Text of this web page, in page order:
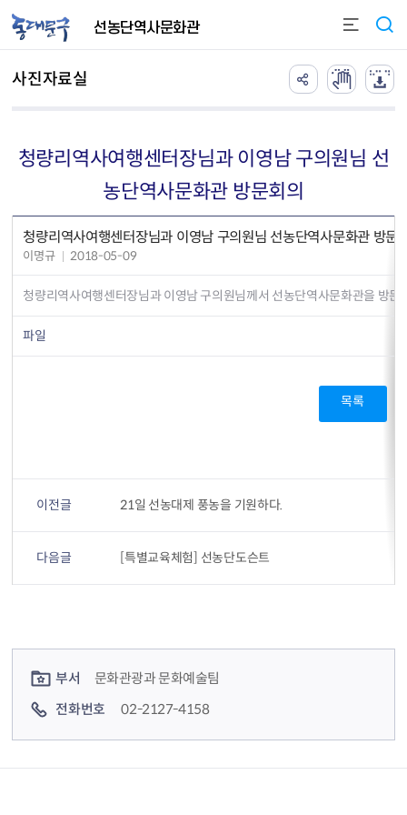
선농단역사문화관
사진자료실
청량리역사여행센터장님과 이영남 구의원님 선
농단역사문화관 방문회의
청량리역사여행센터장님과 이영남 구의원님 선농단역사문화관 방문
이명규 2018-05-09
청량리역사여행센터장님과 이영남 구의원님께서 선농단역사문화관을 방문
파일
목록
이전글 21일 선농대제 풍농을 기원하다.
다음글 [특별교육체험] 선농단도슨트
부서
문화관광과 문화예술팀
전화번호
02-2127-4158